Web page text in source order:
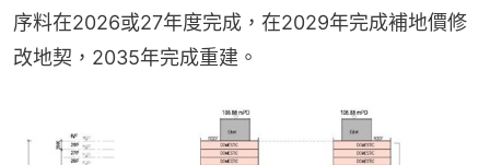
序料在2026或27年度完成，在2029年完成補地價修
改地契，2035年完成重建。